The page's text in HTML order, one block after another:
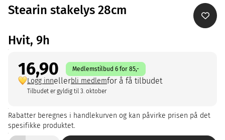
Stearin stakelys 28cm
Hvit, 9h
16,90 Medlemstilbud 6 for 85,-
Logg innellerbli medlemfor å få tilbudet
Tilbudet er gyldig til 3. oktober
Rabatter beregnes i handlekurven og kan påvirke prisen på det
spesifikke produktet.